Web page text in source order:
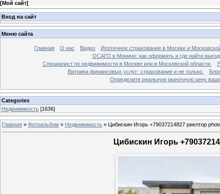
[Мой сайт]
Вход на сайт
Меню сайта
Главная О нас Видео
Ипотечное страхование в Москве и
ОСАГО в Монино: как оформить и где найти
Специалист по недвижимости в Москве или в Московской области.
Витрина финансовых услуг- страхование и не только.
Блог
Определите реальную рыночную цену
Categories
Недвижимость [1636]
Главная » Фотоальбом » Недвижимость » Цибискин Игорь +79037214827 риелтор
Цибискин Игорь